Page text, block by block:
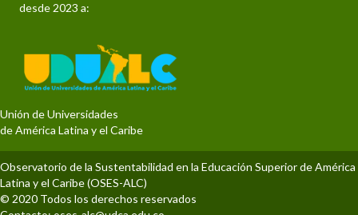
desde 2023 a:
Unión de Universidades
de América Latina y el Caribe
Observatorio de la Sustentabilidad en la Educación Superior de América
Latina y el Caribe (OSES-ALC)
© 2020 Todos los derechos reservados